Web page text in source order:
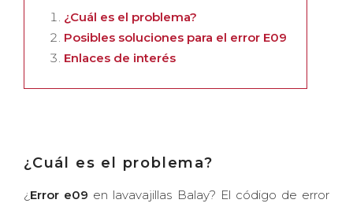
¿Cuál es el problema?
Posibles soluciones para el error E09
Enlaces de interés
¿Cuál es el problema?
¿ Error e09 en lavavajillas Balay? El código de error